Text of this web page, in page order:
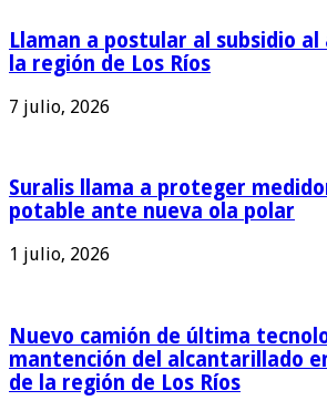
Llaman a postular al subsidio
la región de Los Ríos
7 julio, 2026
Suralis llama a proteger
potable ante nueva ola polar
1 julio, 2026
Nuevo camión de última
mantención del alcantarillado
de la región de Los Ríos